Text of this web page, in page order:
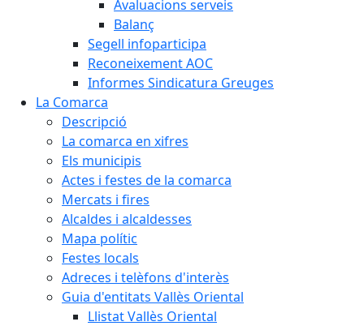
Avaluacions serveis
Balanç
Segell infoparticipa
Reconeixement AOC
Informes Sindicatura Greuges
La Comarca
Descripció
La comarca en xifres
Els municipis
Actes i festes de la comarca
Mercats i fires
Alcaldes i alcaldesses
Mapa polític
Festes locals
Adreces i telèfons d'interès
Guia d'entitats Vallès Oriental
Llistat Vallès Oriental